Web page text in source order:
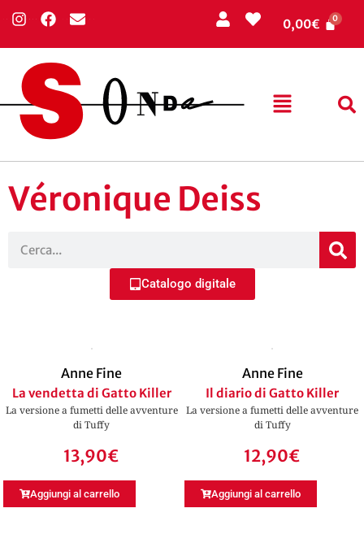
0,00€
Véronique Deiss
Catalogo digitale
Anne Fine
La vendetta di Gatto Killer
La versione a fumetti delle avventure
di Tuffy
13,90€
Aggiungi al carrello
Anne Fine
Il diario di Gatto Killer
La versione a fumetti delle avventure
di Tuffy
12,90€
Aggiungi al carrello